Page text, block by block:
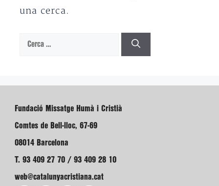
una cerca.
Cerca:
Fundació Missatge Humà i Cristià
Comtes de Bell-lloc, 67-69
08014 Barcelona
T. 93 409 27 70 / 93 409 28 10
web@catalunyacristiana.cat